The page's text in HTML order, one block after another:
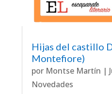
Hijas del castillo
Montefiore)
por Montse Martín |
Novedades